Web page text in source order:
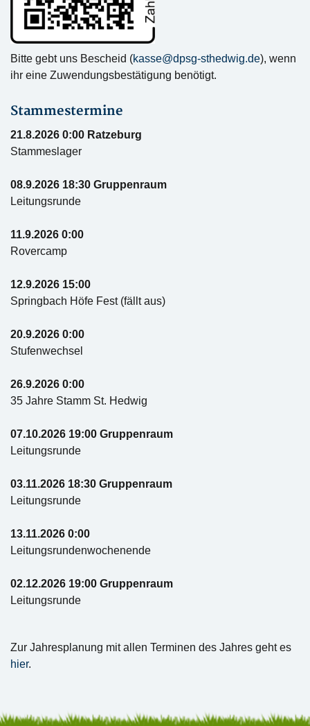
Bitte gebt uns Bescheid (kasse@dpsg-sthedwig.de), wenn
ihr eine Zuwendungsbestätigung benötigt.
Stammestermine
21.8.2026 0:00 Ratzeburg
Stammeslager
08.9.2026 18:30 Gruppenraum
Leitungsrunde
11.9.2026 0:00
Rovercamp
12.9.2026 15:00
Springbach Höfe Fest (fällt aus)
20.9.2026 0:00
Stufenwechsel
26.9.2026 0:00
35 Jahre Stamm St. Hedwig
07.10.2026 19:00 Gruppenraum
Leitungsrunde
03.11.2026 18:30 Gruppenraum
Leitungsrunde
13.11.2026 0:00
Leitungsrundenwochenende
02.12.2026 19:00 Gruppenraum
Leitungsrunde
Zur Jahresplanung mit allen Terminen des Jahres geht es
hier.